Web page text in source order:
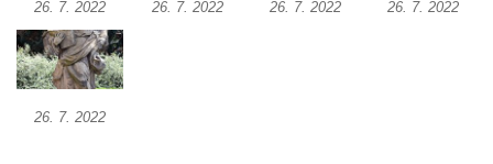
Socha Roháč v ZOO Hluboká
Socha Mystik v ZOO Hluboká
Reliéf Rodina a práce na budově záložny
čp. 69/1 v Českých Budějovicích
26. 7. 2022 26. 7. 2022 26. 7. 2022 26. 7. 2022
26. 7. 2022